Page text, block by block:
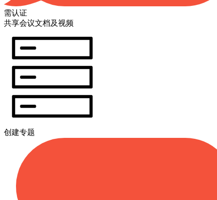
需认证
共享会议文档及视频
创建专题